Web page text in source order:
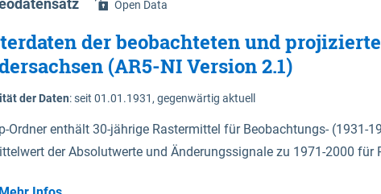
Open Data
der beobachteten und
(AR5-NI Version 2.1)
der Daten:seit 01.01.1931, gegenwärtig aktuell
Ordner enthält 30-jährige Rastermittel für Beobachtungs- (1931-
der Absolutwerte und Änderungssignale zu 1971-2000 für